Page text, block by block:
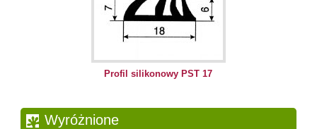
Profil silikonowy PST 17
Wyróżnione